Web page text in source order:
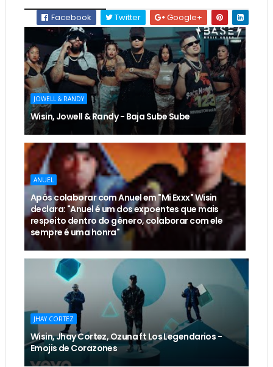
Facebook
Twitter Google+
JOWELL & RANDY
Wisin, Jowell & Randy - Baja Sube Sube
ANUEL
Após colaborar com Anuel em "Mi Exxx" Wisin
declara: "Anuel é um dos expoentes que mais
respeito dentro do gênero, colaborar com ele
sempre é uma honra"
JHAY CORTEZ
Wisin, Jhay Cortez, Ozuna ft Los Legendarios -
Emojis de Corazones